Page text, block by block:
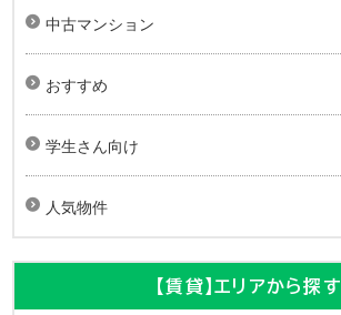
中古マンション
おすすめ
学生さん向け
人気物件
【賃貸】エリアから探す